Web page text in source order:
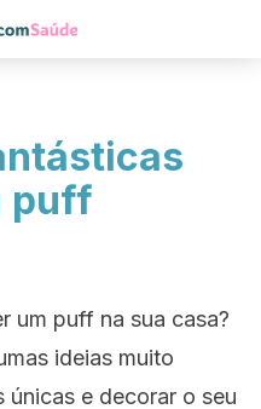
puff
um puff na sua casa?
ideias muito
únicas e decorar o seu